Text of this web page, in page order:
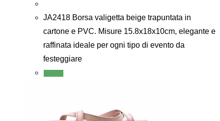
JA2418 Borsa valigetta beige trapuntata in
cartone e PVC. Misure 15.8x18x10cm, elegante e
raffinata ideale per ogni tipo di evento da
festeggiare